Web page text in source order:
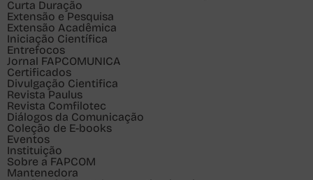
Curta Duração
Extensão e Pesquisa
Extensão Acadêmica
Iniciação Científica
Entrefocos
Jornal FAPCOMUNICA
Certificados
Divulgação Cientifica
Revista Paulus
Revista Comfilotec
Diálogos da Comunicação
Coleção de E-books
Eventos
Instituição
Sobre a FAPCOM
Mantenedora